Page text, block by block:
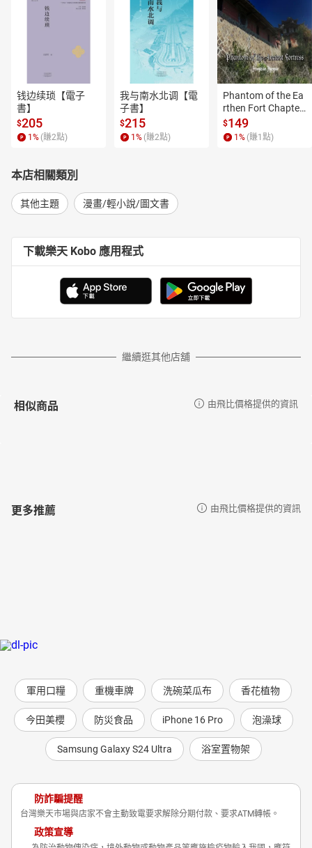
钱边续琐【電子
書】
$205
1 % (賺2點)
我与南水北调【電
子書】
$215
1 % (賺2點)
Phantom of the Ea
rthen Fort Chapter
4【有聲書】
$149
1 % (賺1 點)
本店相關類別
其他主題 漫畫/輕小說/圖文書
下載樂天 Kobo 應用程式
繼續逛其他店舖
相似商品 由飛比價格提供的資訊
更多推薦 由飛比價格提供的資訊
軍用口糧 重機車牌 洗碗菜瓜布 香花植物
今田美櫻 防災食品 iPhone 16 Pro 泡澡球
Samsung Galaxy S24 Ultra 浴室置物架
防詐騙提醒
台灣樂天市場與店家不會主動致電要求解除分期付款、要求ATM轉帳。
政策宣導